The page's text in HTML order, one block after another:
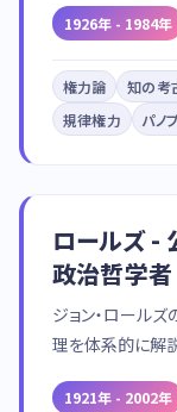
1926年 - 1984年
権力論 知の考
規律権力
パノ
ロールズ -
政治哲学者
ジョン・ロール
理を体系的に解
1921年 - 2002年